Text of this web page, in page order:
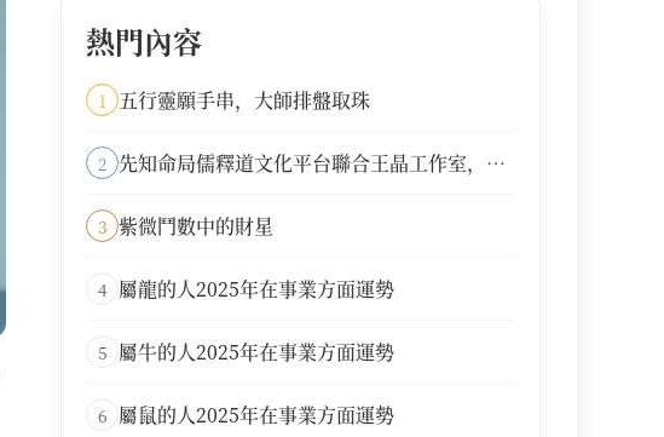
熱門內容
1 五行靈願手串，大師排盤取珠
2 先知命局儒釋道文化平台聯合王晶工作室，推
3 紫微鬥數中的財星
4 屬龍的人2025年在事業方面運勢
5 屬牛的人2025年在事業方面運勢
6 屬鼠的人2025年在事業方面運勢